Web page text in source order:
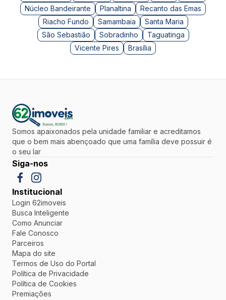
Núcleo Bandeirante
Planaltina
Recanto das Emas
Riacho Fundo
Samambaia
Santa Maria
São Sebastião
Sobradinho
Taguatinga
Vicente Pires
Brasília
Somos apaixonados pela unidade familiar e acreditamos
que o bem mais abençoado que uma família deve possuir é
o seu lar
Siga-nos
Institucional
Login 62imoveis
Busca Inteligente
Como Anunciar
Fale Conosco
Parceiros
Mapa do site
Termos de Uso do Portal
Política de Privacidade
Política de Cookies
Premiações